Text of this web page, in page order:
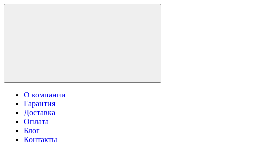
О компании
Гарантия
Доставка
Оплата
Блог
Контакты